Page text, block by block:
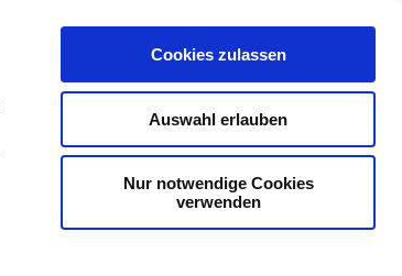
Cookies zulassen
Auswahl erlauben
Nur notwendige Cookies
verwenden